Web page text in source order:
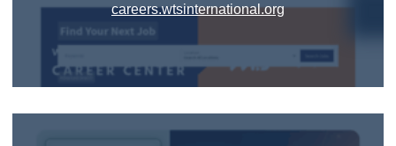
careers.wtsinternational.org